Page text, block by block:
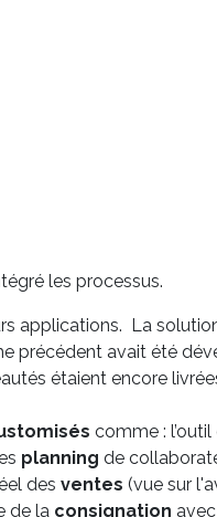
les processus.
applications. La
précédent avait été
étaient encore
comme : l’outil
planning de
des ventes (vue sur
de la consignation